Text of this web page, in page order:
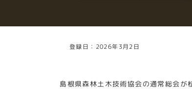
登録日：2026年3月2日
島根県森林土木技術協会の通常総会